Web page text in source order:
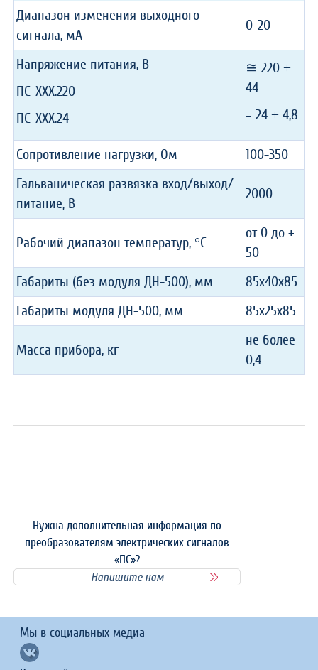
Диапазон изменения выходного
сигнала, мА
0-20
Напряжение питания, В
ПС-ХХХ.220
ПС-ХХХ.24
≅ 220 ±
44
= 24 ± 4,8
Сопротивление нагрузки, Ом 100-350
Гальваническая развязка вход/выход/
питание, В
2000
Рабочий диапазон температур, °С
от 0 до +
50
Габариты (без модуля ДН-500), мм 85х40х85
Габариты модуля ДН-500, мм 85х25х85
Масса прибора, кг
не более
0,4
Нужна дополнительная информация по
преобразователям электрических сигналов
«ПС»?
Напишите нам
Мы в социальных медиа